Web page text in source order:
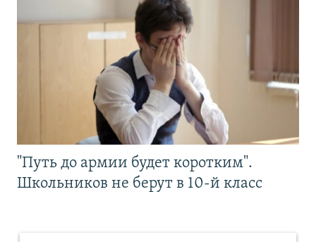
"Путь до армии будет коротким".
Школьников не берут в 10-й класс